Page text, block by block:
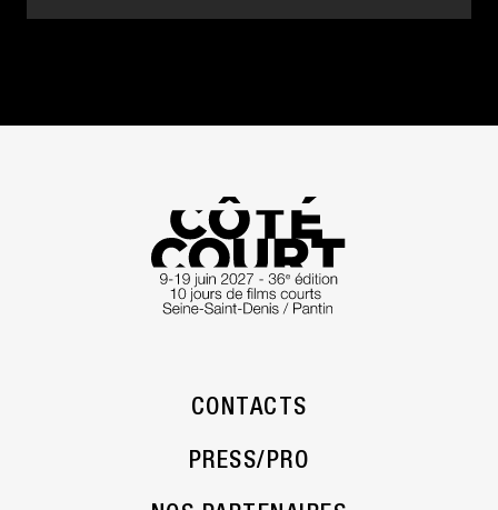
CONTACTS
PRESS/PRO